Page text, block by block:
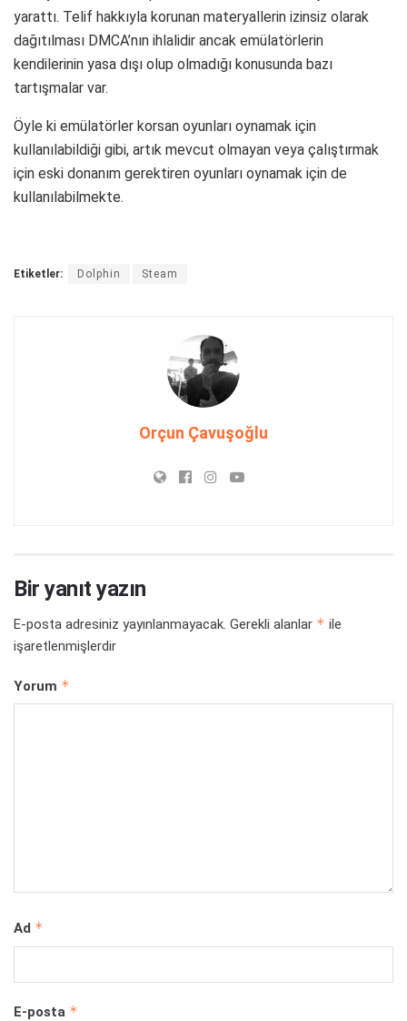
yarattı. Telif hakkıyla korunan materyallerin izinsiz olarak
dağıtılması DMCA’nın ihlalidir ancak emülatörlerin
kendilerinin yasa dışı olup olmadığı konusunda bazı
tartışmalar var.
Öyle ki emülatörler korsan oyunları oynamak için
kullanılabildiği gibi, artık mevcut olmayan veya çalıştırmak
için eski donanım gerektiren oyunları oynamak için de
kullanılabilmekte.
Etiketler: Dolphin Steam
Orçun Çavuşoğlu
Bir yanıt yazın
E-posta adresiniz yayınlanmayacak. Gerekli alanlar * ile
işaretlenmişlerdir
Yorum *
Ad *
E-posta *